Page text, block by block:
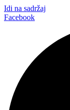
Idi na sadržaj
Facebook